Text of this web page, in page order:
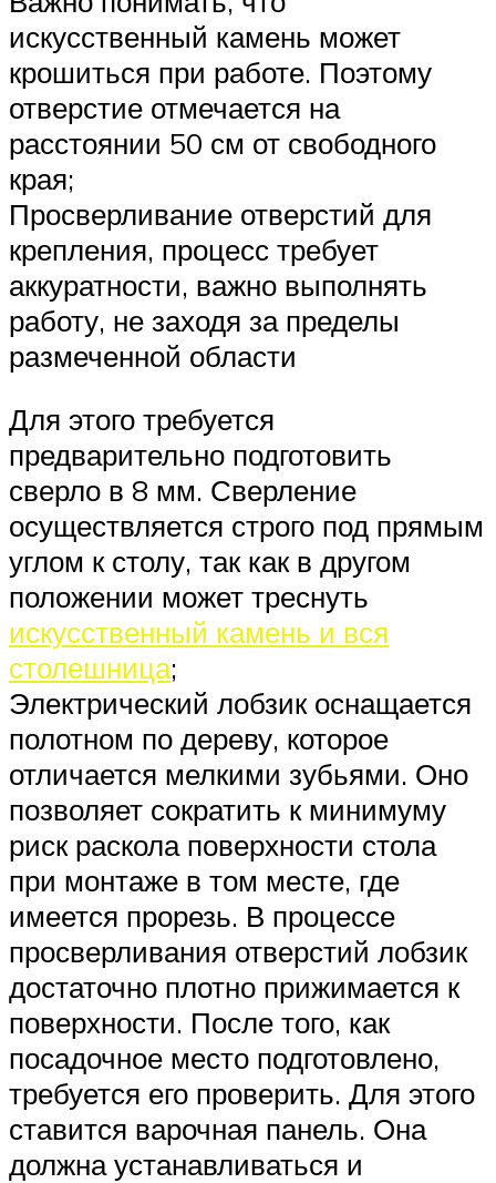
искусственный камень может
крошиться при работе. Поэтому
отверстие отмечается на
расстоянии 50 см от свободного
края;
Просверливание отверстий для
крепления, процесс требует
аккуратности, важно выполнять
работу, не заходя за пределы
размеченной области
Для этого требуется
предварительно подготовить
сверло в 8 мм. Сверление
осуществляется строго под прямым
углом к столу, так как в другом
положении может треснуть
искусственный камень и вся
столешница;
Электрический лобзик оснащается
полотном по дереву, которое
отличается мелкими зубьями. Оно
позволяет сократить к минимуму
риск раскола поверхности стола
при монтаже в том месте, где
имеется прорезь. В процессе
просверливания отверстий лобзик
достаточно плотно прижимается к
поверхности. После того, как
посадочное место подготовлено,
требуется его проверить. Для этого
ставится варочная панель. Она
должна устанавливаться и